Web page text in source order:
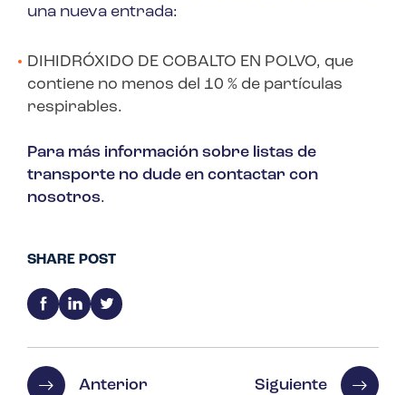
una nueva entrada:
DIHIDRÓXIDO DE COBALTO EN POLVO, que
contiene no menos del 10 % de partículas
respirables.
Para más información sobre listas de
transporte no dude en contactar con
nosotros.
SHARE POST
Anterior Siguiente